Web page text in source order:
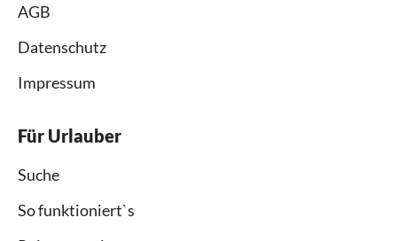
AGB
Datenschutz
Impressum
Für Urlauber
Suche
So funktioniert`s